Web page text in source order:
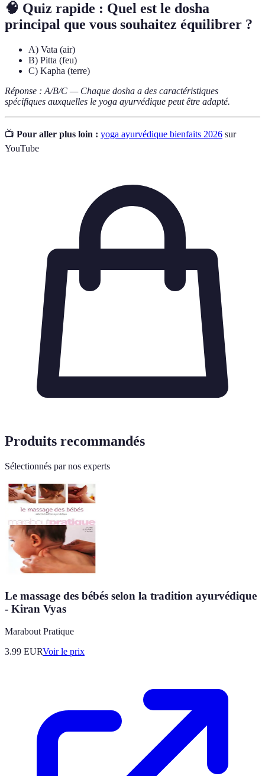
🧠 Quiz rapide : Quel est le dosha
principal que vous souhaitez équilibrer ?
A) Vata (air)
B) Pitta (feu)
C) Kapha (terre)
Réponse : A/B/C — Chaque dosha a des caractéristiques
spécifiques auxquelles le yoga ayurvédique peut être adapté.
📺 Pour aller plus loin : yoga ayurvédique bienfaits 2026 sur
YouTube
Produits recommandés
Sélectionnés par nos experts
Le massage des bébés selon la tradition ayurvédique
- Kiran Vyas
Marabout Pratique
3.99 EURVoir le prix